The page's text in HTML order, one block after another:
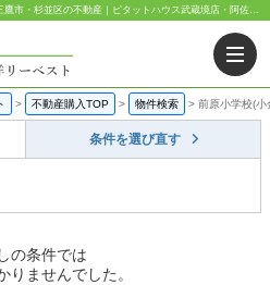
前原小学校(小金井市)土地・売地｜武蔵野市・三鷹市・杉並区の不動産｜ピタットハウス武蔵境店・阿佐ヶ谷店
> 不動産購入TOP > 物件検索 > 前原小学校(小
条件を選び直す
の条件では
りませんでした。